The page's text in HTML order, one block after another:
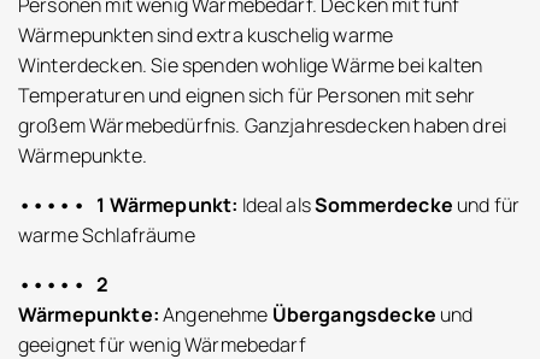
Wärmepunkten sind extra kuschelig warme
Winterdecken. Sie spenden wohlige Wärme bei kalten
Temperaturen und eignen sich für Personen mit sehr
großem Wärmebedürfnis. Ganzjahresdecken haben drei
Wärmepunkte.
••••• 1 Wärmepunkt: Ideal alsSommerdecke und für
warme Schlafräume
••••• 2
Wärmepunkte:Angenehme Übergangsdecke und
geeignet für wenig Wärmebedarf